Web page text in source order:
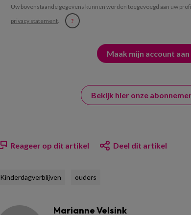
Uw bovenstaande gegevens kunnen worden toegevoegd aan uw
privacy statement. ?
Bekijk hier onze
Reageer op dit artikel Deel dit artikel
Kinderdagverblijven ouders
Marianne Velsink